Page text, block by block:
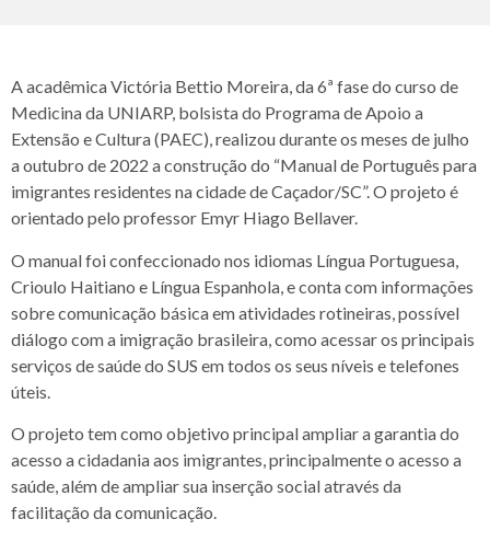
A acadêmica Victória Bettio Moreira, da 6ª fase do curso de
Medicina da UNIARP, bolsista do Programa de Apoio a
Extensão e Cultura (PAEC), realizou durante os meses de julho
a outubro de 2022 a construção do “Manual de Português para
imigrantes residentes na cidade de Caçador/SC”. O projeto é
orientado pelo professor Emyr Hiago Bellaver.
O manual foi confeccionado nos idiomas Língua Portuguesa,
Crioulo Haitiano e Língua Espanhola, e conta com informações
sobre comunicação básica em atividades rotineiras, possível
diálogo com a imigração brasileira, como acessar os principais
serviços de saúde do SUS em todos os seus níveis e telefones
úteis.
O projeto tem como objetivo principal ampliar a garantia do
acesso a cidadania aos imigrantes, principalmente o acesso a
saúde, além de ampliar sua inserção social através da
facilitação da comunicação.